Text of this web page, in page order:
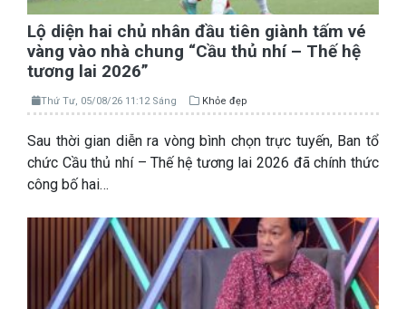
Lộ diện hai chủ nhân đầu tiên giành tấm vé
vàng vào nhà chung “Cầu thủ nhí – Thế hệ
tương lai 2026”
Thứ Tư, 05/08/26 11:12 Sáng Khỏe đẹp
Sau thời gian diễn ra vòng bình chọn trực tuyến, Ban tổ
chức Cầu thủ nhí – Thế hệ tương lai 2026 đã chính thức
công bố hai…